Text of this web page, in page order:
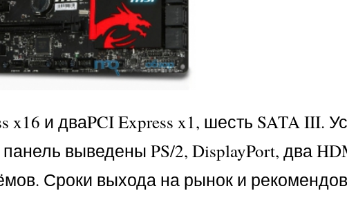
и дваPCI Express x1, шесть SATA III.
выведены PS/2, DisplayPort, два
Сроки выхода на рынок и